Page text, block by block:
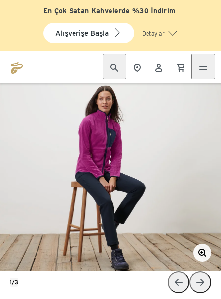
En Çok Satan Kahvelerde %30 İndirim
Alışverişe Başla Detaylar
1/3